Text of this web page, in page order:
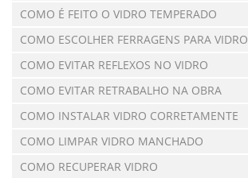
COMO É FEITO O VIDRO TEMPERADO
COMO ESCOLHER FERRAGENS PARA VIDRO
COMO EVITAR REFLEXOS NO VIDRO
COMO EVITAR RETRABALHO NA OBRA
COMO INSTALAR VIDRO CORRETAMENTE
COMO LIMPAR VIDRO MANCHADO
COMO RECUPERAR VIDRO